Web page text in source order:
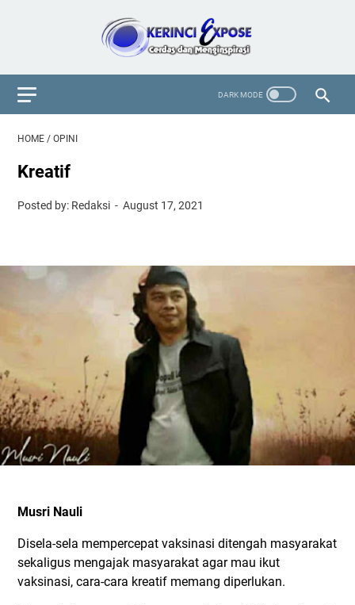
HOME / OPINI
Kreatif
Posted by: Redaksi August 17, 2021
Musri Nauli
Disela-sela mempercepat vaksinasi ditengah masyarakat
sekaligus mengajak masyarakat agar mau ikut
vaksinasi, cara-cara kreatif memang diperlukan.